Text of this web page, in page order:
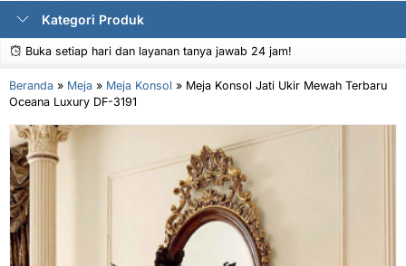
Kategori Produk
Buka setiap hari dan layanan tanya jawab 24 jam!
Beranda » Meja » Meja Konsol » Meja Konsol Jati Ukir Mewah Terbaru
Oceana Luxury DF-3191